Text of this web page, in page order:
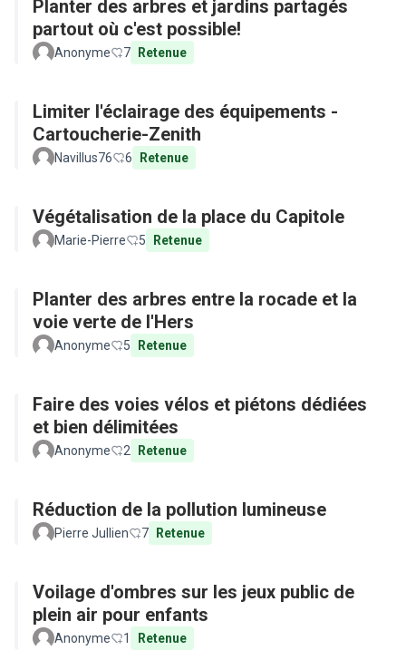
Planter des arbres et jardins partagés
partout où c'est possible!
Anonyme 7 Retenue
Limiter l'éclairage des équipements -
Cartoucherie-Zenith
Navillus76 6 Retenue
Végétalisation de la place du Capitole
Marie-Pierre 5 Retenue
Planter des arbres entre la rocade et la
voie verte de l'Hers
Anonyme 5 Retenue
Faire des voies vélos et piétons dédiées
et bien délimitées
Anonyme 2 Retenue
Réduction de la pollution lumineuse
Pierre Jullien 7 Retenue
Voilage d'ombres sur les jeux public de
plein air pour enfants
Anonyme 1 Retenue